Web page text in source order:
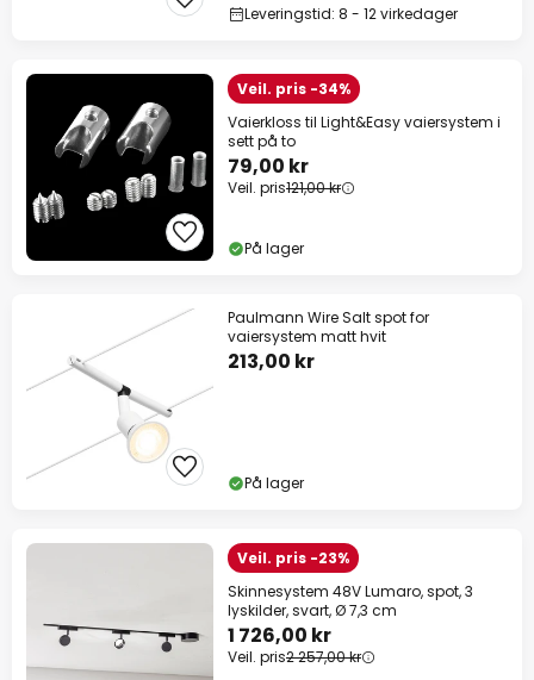
Leveringstid: 8 - 12 virkedager
Veil. pris -34%
Vaierkloss til Light&Easy vaiersystem i
sett på to
79,00 kr
Veil. pris121,00 kr
På lager
Paulmann Wire Salt spot for
vaiersystem matt hvit
213,00 kr
På lager
Veil. pris -23%
Skinnesystem 48V Lumaro, spot, 3
lyskilder, svart, Ø 7,3 cm
1 726,00 kr
Veil. pris2 257,00 kr